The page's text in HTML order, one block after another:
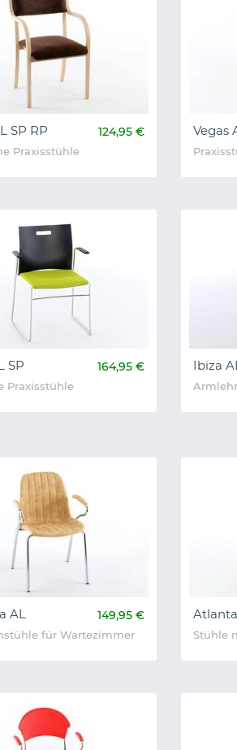
SP RP 124,95 €
Praxisstühle
Vegas
SP 164,95 €
Praxisstühle
Ibiza
AL 149,95 €
für Wartezimmer Stühle